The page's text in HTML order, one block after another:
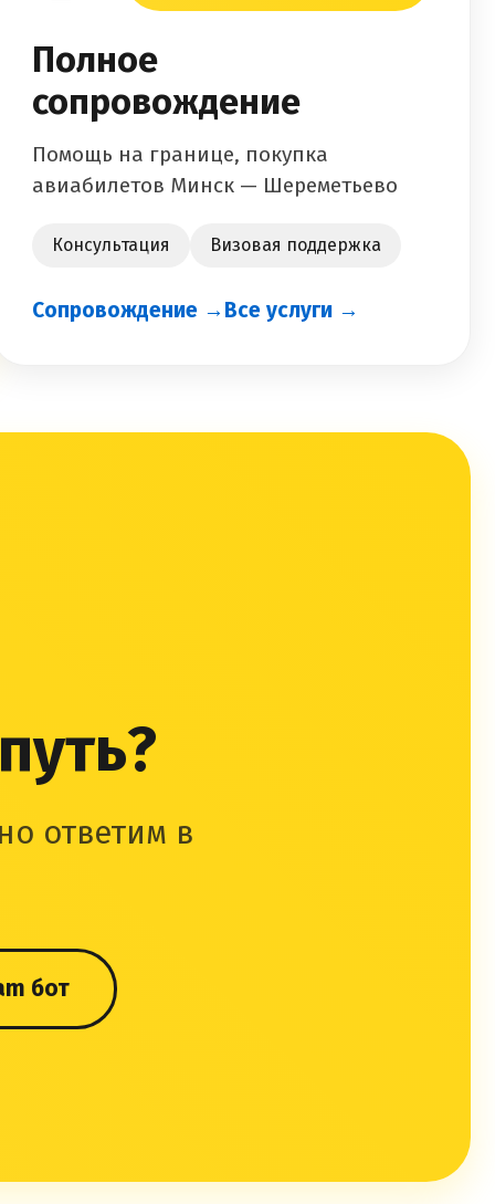
Полное
сопровождение
Помощь на границе, покупка
авиабилетов Минск — Шереметьево
Консультация Визовая поддержка
Сопровождение → Все услуги →
ответим в
бот